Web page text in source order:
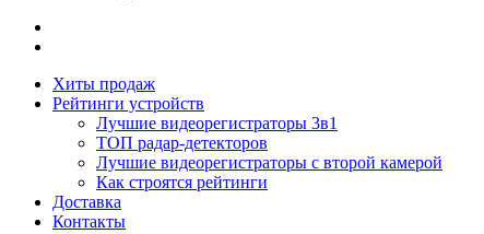
Хиты продаж
Рейтинги устройств
Лучшие видеорегистраторы 3в1
ТОП радар-детекторов
Лучшие видеорегистраторы с второй камерой
Как строятся рейтинги
Доставка
Контакты